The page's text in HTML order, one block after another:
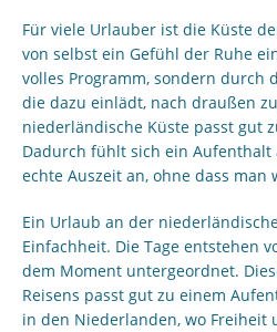
Für viele Urlauber ist die Küste
von selbst ein Gefühl der Ruhe
volles Programm, sondern durch
die dazu einlädt, nach draußen
niederländische Küste passt gut
Dadurch fühlt sich ein
echte Auszeit an, ohne dass man
Ein Urlaub an der
Einfachheit. Die Tage entstehen
dem Moment untergeordnet.
Reisens passt gut zu einem
in den Niederlanden, wo Freiheit